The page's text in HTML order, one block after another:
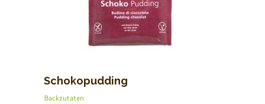
Schokopudding
Backzutaten